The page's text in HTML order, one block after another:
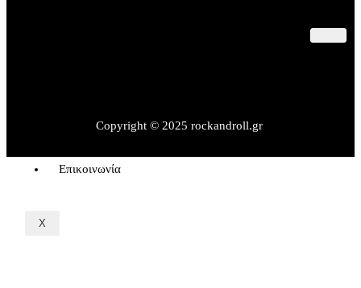
Rock Interviews
Επικοινωνία
X
Copyright © 2025 rockandroll.gr